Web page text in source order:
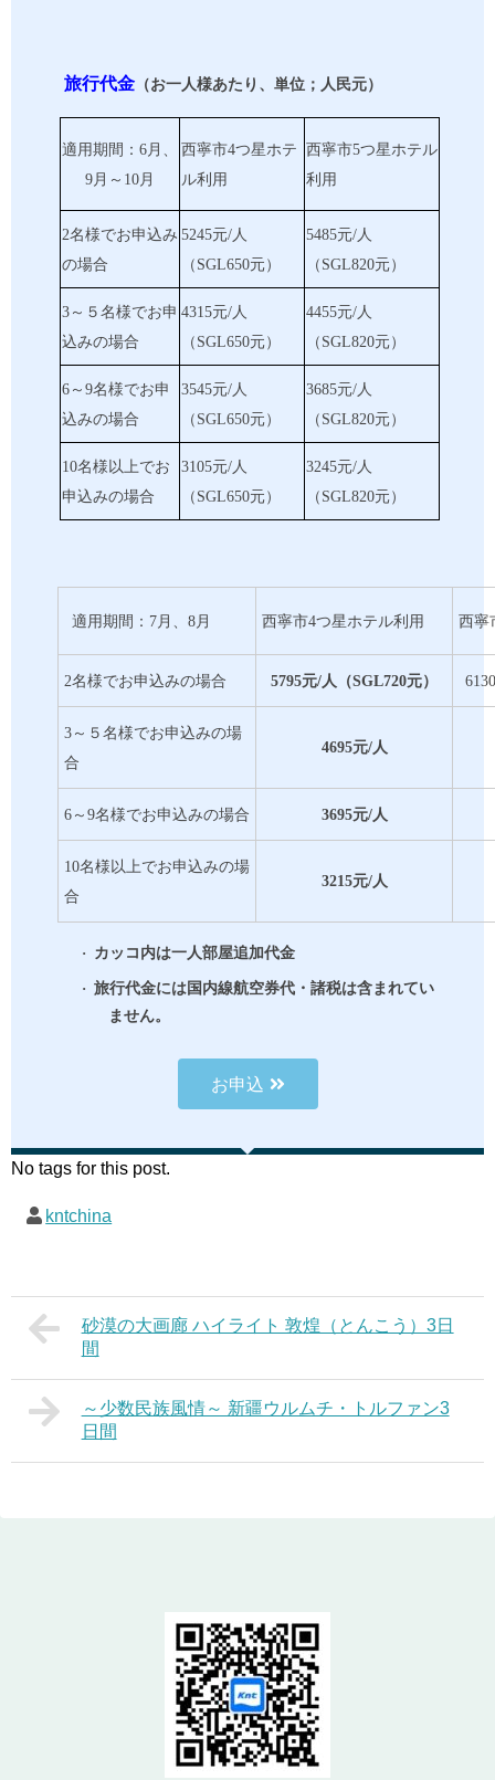
旅行代金 （お一人様あたり、単位；人民元）
適用期間： 6月
9月～ 10月
西寧市4つ星ホテ
ル利用
西寧市5つ星ホテル
利用
2名様でお申込み
の場合
5245元/人
（SGL650元）
5485元/人
（SGL820元）
3～５名様でお申
込みの場合
4315元/人
（SGL650元）
4455元/人
（SGL820元）
6～9名様でお申
込みの場合
3545元/人
（SGL650元）
3685元/人
（SGL820元）
10名様以上でお
申込みの場合
3105元/人
（SGL650元）
3245元/人
（SGL820元）
適用期間： 7月、8月 西寧市4つ星ホテル利用 西寧
2名様でお申込みの場合 5795元/人（SGL720元）
3～５名様でお申込みの場
合
4695元/人
6～9名様でお申込みの場合 3695元/人
10名様以上でお申込みの場
合
3215元/人
· カッコ内は一人部屋追加代金
· 旅行代金には国内線航空券代・諸税は含まれてい
ません。
お申込
No tags for this post.
kntchina
砂漠の大画廊 ハイライト 敦煌（とんこう）3日
間
～少数民族風情～ 新疆ウルムチ・トルファン3
日間